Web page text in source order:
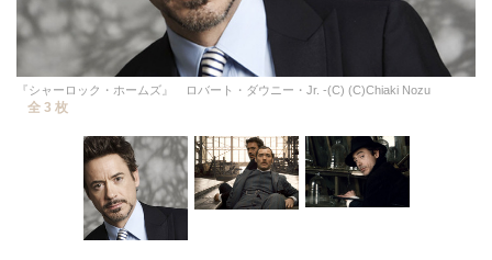
『シャーロック・ホームズ』 ロバート・ダウニー・Jr. -(C) (C)Chiaki Nozu
全 3 枚